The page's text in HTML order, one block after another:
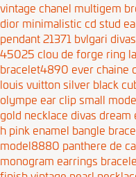
vintage chanel multigem
dior minimalistic cd stud
pendant 21371 bvlgari
45025 clou de forge ring
bracelet4890 ever chaine
louis vuitton silver black
olympe ear clip small
gold necklace divas
h pink enamel bangle
model8880 panthere de
monogram earrings